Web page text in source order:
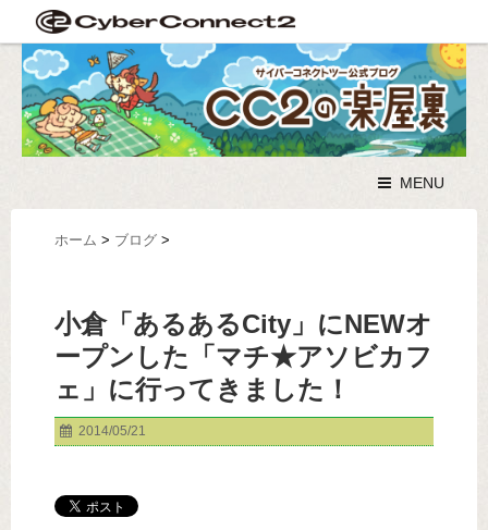
MENU
ホーム > ブログ >
小倉「あるあるCity」にNEWオ
ープンした「マチ★アソビカフ
ェ」に行ってきました！
2014/05/21